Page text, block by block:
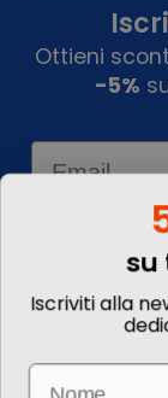
Ottieni
-5%
Email
su
Iscriviti alla
Name